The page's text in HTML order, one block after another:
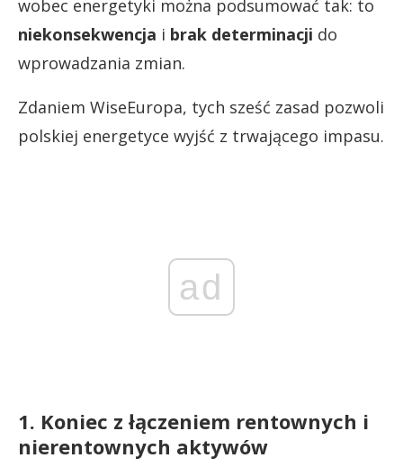
wobec energetyki można podsumować tak: to
niekonsekwencja i brak determinacji do
wprowadzania zmian.
Zdaniem WiseEuropa, tych sześć zasad pozwoli
polskiej energetyce wyjść z trwającego impasu.
ad
1. Koniec z łączeniem rentownych i
nierentownych aktywów